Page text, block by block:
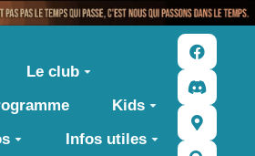
Le club
Kids
Infos utiles